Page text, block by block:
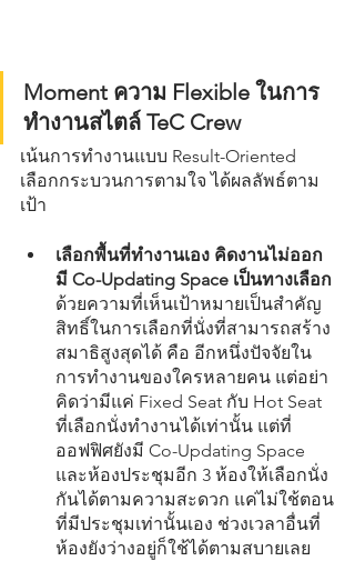
Moment ความ Flexible ในการ
ทำงานสไตล์ TeC Crew
เน้นการทำงานแบบ Result-Oriented
เลือกกระบวนการตามใจ ได้ผลลัพธ์ตาม
เป้า
เลือกพื้นที่ทำงานเอง คิดงานไม่ออก
มี Co-Updating Space เป็นทางเลือก
ด้วยความที่เห็นเป้าหมายเป็นสำคัญ
สิทธิ์ในการเลือกที่นั่งที่สามารถสร้าง
สมาธิสูงสุดได้ คือ อีกหนึ่งปัจจัยใน
การทำงานของใครหลายคน แต่อย่า
คิดว่ามีแค่ Fixed Seat กับ Hot Seat
ที่เลือกนั่งทำงานได้เท่านั้น แต่ที่
ออฟฟิศยังมี Co-Updating Space
และห้องประชุมอีก 3 ห้องให้เลือกนั่ง
กันได้ตามความสะดวก แค่ไม่ใช้ตอน
ที่มีประชุมเท่านั้นเอง ช่วงเวลาอื่นที่
ห้องยังว่างอยู่ก็ใช้ได้ตามสบายเลย